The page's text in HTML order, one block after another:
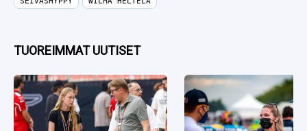
TUOREIMMAT UUTISET